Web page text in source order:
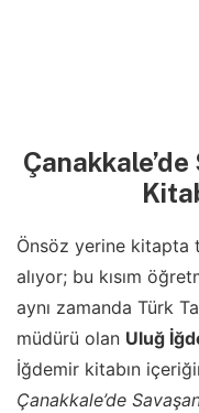
Önsöz yerine kitapta
alıyor; bu kısım
aynı zamanda Türk
müdürü olan Uluğ
İğdemir kitabın
Çanakkale’de